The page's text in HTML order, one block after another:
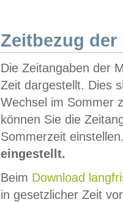
Zeitbezug der
Die Zeitangaben der
Zeit dargestellt. Dies
Wechsel im Sommer
können Sie die
Sommerzeit
eingestellt.
Beim Download
in gesetzlicher Zeit